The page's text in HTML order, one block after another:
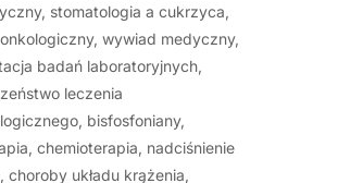
stomatologia a cukrzyca,
wywiad medyczny,
badań laboratoryjnych,
leczenia
bisfosfoniany,
chemioterapia, nadciśnienie
choroby układu krążenia,